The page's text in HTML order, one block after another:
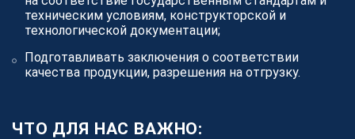
увеличивать прибыль более 280 зарегистрированным
партнерам в области изготовления продукции из
Исполнителям
техническим условиям, конструкторской и
технологической документации;
Подготавливать заключения о соответствии
качества продукции, разрешения на отгрузку.
ЧТО ДЛЯ НАС ВАЖНО: